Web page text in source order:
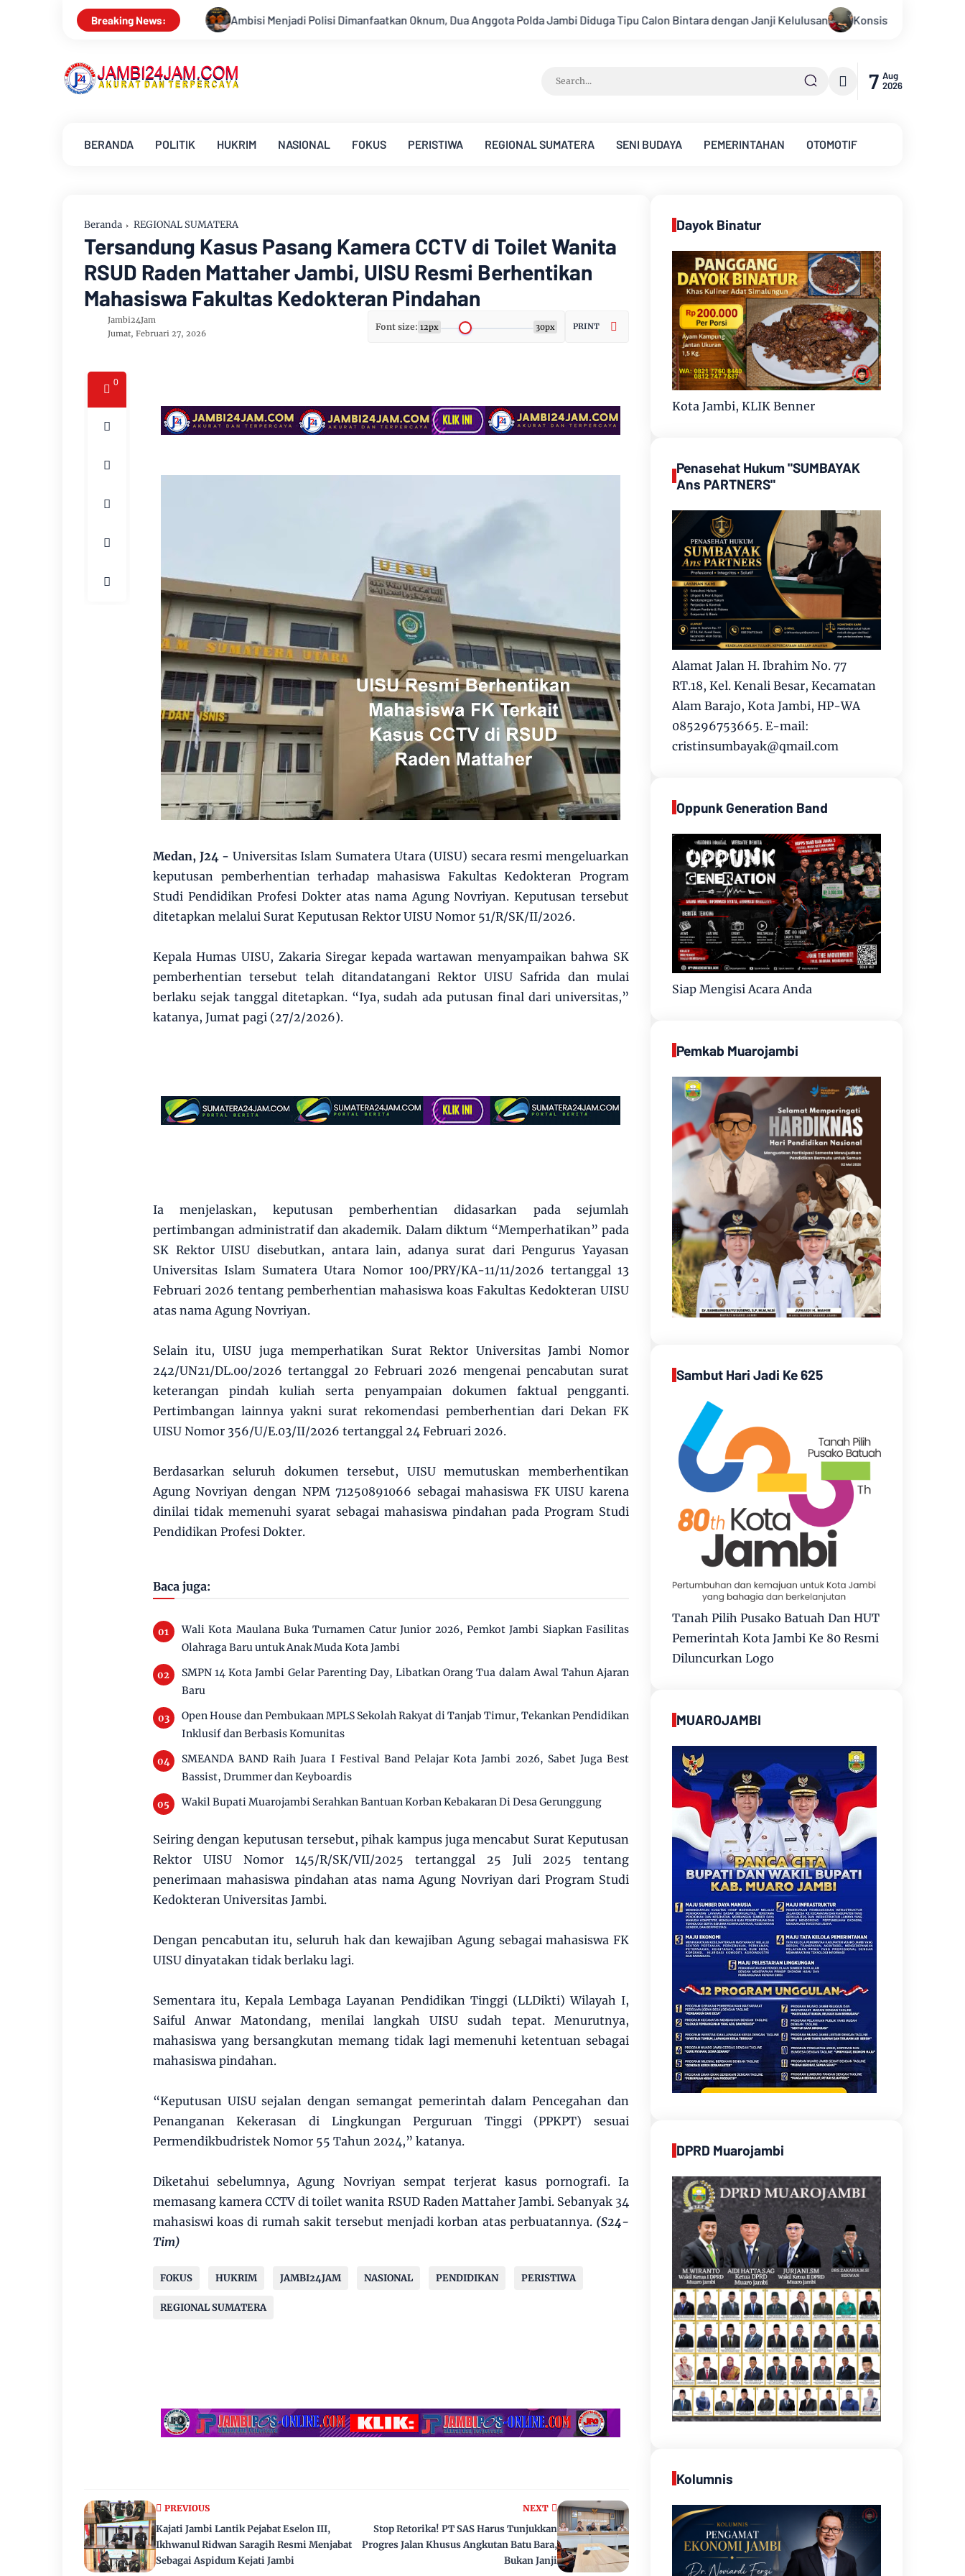
Breaking News:
Ambisi Menjadi Polisi Dimanfaatkan Oknum, Dua Anggota Polda Jambi Diduga Tipu Calon Bintara dengan Janji Kelulusan Konsisten Alirkan Kepedulian, Sinsen Gelar Donor
7 Aug
2026
BERANDA POLITIK HUKRIM NASIONAL FOKUS PERISTIWA REGIONAL SUMATERA SENI BUDAYA PEMERINTAHAN OTOMOTIF
Beranda REGIONAL SUMATERA
Tersandung Kasus Pasang Kamera CCTV di Toilet Wanita
RSUD Raden Mattaher Jambi, UISU Resmi Berhentikan
Mahasiswa Fakultas Kedokteran Pindahan
Jambi24Jam
Jumat, Februari 27, 2026
Font size: 12px 30px PRINT
0
Medan, J24 - Universitas Islam Sumatera Utara (UISU) secara resmi mengeluarkan
keputusan pemberhentian terhadap mahasiswa Fakultas Kedokteran Program
Studi Pendidikan Profesi Dokter atas nama Agung Novriyan. Keputusan tersebut
ditetapkan melalui Surat Keputusan Rektor UISU Nomor 51/R/SK/II/2026.
Kepala Humas UISU, Zakaria Siregar kepada wartawan menyampaikan bahwa SK
pemberhentian tersebut telah ditandatangani Rektor UISU Safrida dan mulai
berlaku sejak tanggal ditetapkan. “Iya, sudah ada putusan final dari universitas,”
katanya, Jumat pagi (27/2/2026).
Ia menjelaskan, keputusan pemberhentian didasarkan pada sejumlah
pertimbangan administratif dan akademik. Dalam diktum “Memperhatikan” pada
SK Rektor UISU disebutkan, antara lain, adanya surat dari Pengurus Yayasan
Universitas Islam Sumatera Utara Nomor 100/PRY/KA-11/11/2026 tertanggal 13
Februari 2026 tentang pemberhentian mahasiswa koas Fakultas Kedokteran UISU
atas nama Agung Novriyan.
Selain itu, UISU juga memperhatikan Surat Rektor Universitas Jambi Nomor
242/UN21/DL.00/2026 tertanggal 20 Februari 2026 mengenai pencabutan surat
keterangan pindah kuliah serta penyampaian dokumen faktual pengganti.
Pertimbangan lainnya yakni surat rekomendasi pemberhentian dari Dekan FK
UISU Nomor 356/U/E.03/II/2026 tertanggal 24 Februari 2026.
Berdasarkan seluruh dokumen tersebut, UISU memutuskan memberhentikan
Agung Novriyan dengan NPM 71250891066 sebagai mahasiswa FK UISU karena
dinilai tidak memenuhi syarat sebagai mahasiswa pindahan pada Program Studi
Pendidikan Profesi Dokter.
Baca juga:
Wali Kota Maulana Buka Turnamen Catur Junior 2026, Pemkot Jambi Siapkan Fasilitas
Olahraga Baru untuk Anak Muda Kota Jambi
SMPN 14 Kota Jambi Gelar Parenting Day, Libatkan Orang Tua dalam Awal Tahun Ajaran
Baru
Open House dan Pembukaan MPLS Sekolah Rakyat di Tanjab Timur, Tekankan Pendidikan
Inklusif dan Berbasis Komunitas
SMEANDA BAND Raih Juara I Festival Band Pelajar Kota Jambi 2026, Sabet Juga Best
Bassist, Drummer dan Keyboardis
Wakil Bupati Muarojambi Serahkan Bantuan Korban Kebakaran Di Desa Gerunggung
Seiring dengan keputusan tersebut, pihak kampus juga mencabut Surat Keputusan
Rektor UISU Nomor 145/R/SK/VII/2025 tertanggal 25 Juli 2025 tentang
penerimaan mahasiswa pindahan atas nama Agung Novriyan dari Program Studi
Kedokteran Universitas Jambi.
Dengan pencabutan itu, seluruh hak dan kewajiban Agung sebagai mahasiswa FK
UISU dinyatakan tidak berlaku lagi.
Sementara itu, Kepala Lembaga Layanan Pendidikan Tinggi (LLDikti) Wilayah I,
Saiful Anwar Matondang, menilai langkah UISU sudah tepat. Menurutnya,
mahasiswa yang bersangkutan memang tidak lagi memenuhi ketentuan sebagai
mahasiswa pindahan.
“Keputusan UISU sejalan dengan semangat pemerintah dalam Pencegahan dan
Penanganan Kekerasan di Lingkungan Perguruan Tinggi (PPKPT) sesuai
Permendikbudristek Nomor 55 Tahun 2024,” katanya.
Diketahui sebelumnya, Agung Novriyan sempat terjerat kasus pornografi. Ia
memasang kamera CCTV di toilet wanita RSUD Raden Mattaher Jambi. Sebanyak 34
mahasiswi koas di rumah sakit tersebut menjadi korban atas perbuatannya.(S24-
Tim)
FOKUS HUKRIM JAMBI24JAM NASIONAL PENDIDIKAN PERISTIWA
REGIONAL SUMATERA
NEXT
Stop Retorika! PT SAS Harus Tunjukkan
Progres Jalan Khusus Angkutan Batu Bara,
Bukan Janji
PREVIOUS
Kajati Jambi Lantik Pejabat Eselon III,
Ikhwanul Ridwan Saragih Resmi Menjabat
Sebagai Aspidum Kejati Jambi
Dayok Binatur
Kota Jambi, KLIK Benner
Penasehat Hukum "SUMBAYAK
Ans PARTNERS"
Alamat Jalan H. Ibrahim No. 77
RT.18, Kel. Kenali Besar, Kecamatan
Alam Barajo, Kota Jambi, HP-WA
085296753665. E-mail:
cristinsumbayak@qmail.com
Oppunk Generation Band
Siap Mengisi Acara Anda
Pemkab Muarojambi
Sambut Hari Jadi Ke 625
Tanah Pilih Pusako Batuah Dan HUT
Pemerintah Kota Jambi Ke 80 Resmi
Diluncurkan Logo
MUAROJAMBI
DPRD Muarojambi
Kolumnis